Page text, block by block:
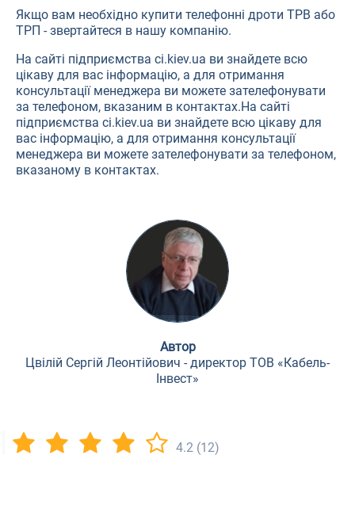
Якщо вам необхідно купити телефонні дроти ТРВ або
ТРП - звертайтеся в нашу компанію.
На сайті підприємства ci.kiev.ua ви знайдете всю
цікаву для вас інформацію, а для отримання
консультації менеджера ви можете зателефонувати
за телефоном, вказаним в контактах.На сайті
підприємства ci.kiev.ua ви знайдете всю цікаву для
вас інформацію, а для отримання консультації
менеджера ви можете зателефонувати за телефоном,
вказаному в контактах.
Автор
Цвілій Сергій Леонтійович - директор ТОВ «Кабель-
Інвест»
4.2 (12)